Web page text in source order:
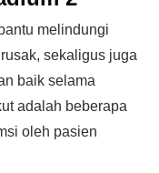
melindungi
sekaligus juga
baik selama
adalah beberapa
oleh pasien